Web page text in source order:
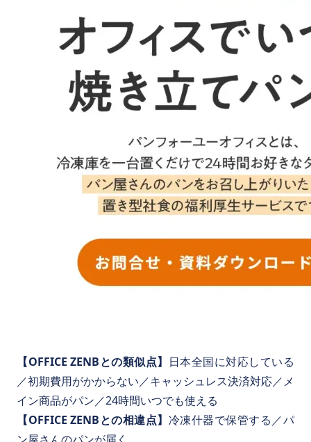
【OFFICE ZENBとの類似点】 日本全国に対応している
／初期費用がかからない／キャッシュレス決済対応／メ
イン商品がパン／24時間いつでも使える
【OFFICE ZENBとの相違点】 冷凍什器で保管する／パ